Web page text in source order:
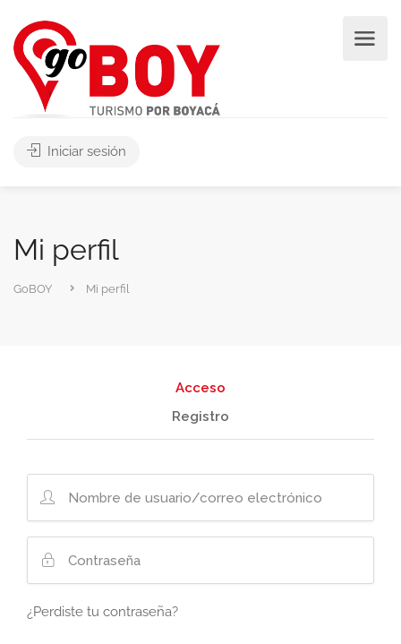
Iniciar sesión
Mi perfil
GoBOY Mi perfil
Acceso
Registro
¿Perdiste tu contraseña?